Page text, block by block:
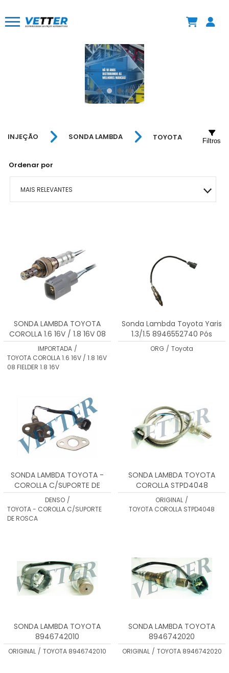
INJEÇÃO SONDA LAMBDA TOYOTA
Ordenar por
MAIS RELEVANTES
MAIOR PREÇO
Filtros
SONDA LAMBDA TOYOTA
COROLLA 1.6 16V / 1.8 16V 08
FIELDER 1.8 16V 8946506230
IMPORTADA /
TOYOTA COROLLA 1.6 16V / 1.8 16V
08 FIELDER 1.8 16V
Sonda Lambda Toyota Yaris
1.3/1.5 8946552740 Pós
Catalisador
ORG / Toyota
SONDA LAMBDA TOYOTA -
COROLLA C/SUPORTE DE
ROSCA
DENSO /
TOYOTA - COROLLA C/SUPORTE
DE ROSCA
SONDA LAMBDA TOYOTA
COROLLA STPD4048
ORIGINAL /
TOYOTA COROLLA STPD4048
SONDA LAMBDA TOYOTA
8946742010
ORIGINAL / TOYOTA 8946742010
SONDA LAMBDA TOYOTA
8946742020
ORIGINAL / TOYOTA 8946742020